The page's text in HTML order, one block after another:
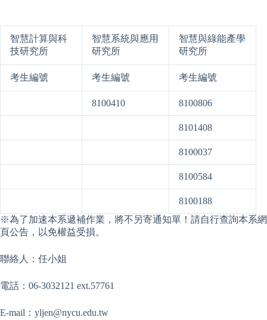
智慧計算與科
技研究所
智慧系統與應用
研究所
智慧與綠能產學
研究所
考生編號 考生編號 考生編號
8100410 8100806
8101408
8100037
8100584
8100188
※為了加速本系遞補作業，將不另寄通知單！請自行查詢本系網
頁公告，以免權益受損。
聯絡人：任小姐
電話：06-3032121 ext.57761
E-mail： yljen@nycu.edu.tw